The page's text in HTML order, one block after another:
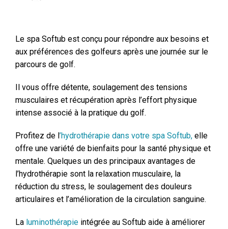
Le spa Softub est conçu pour répondre aux besoins et
aux préférences des golfeurs après une journée sur le
parcours de golf.
Il vous offre détente, soulagement des tensions
musculaires et récupération après l’effort physique
intense associé à la pratique du golf.
Profitez de l’hydrothérapie dans votre spa Softub, elle
offre une variété de bienfaits pour la santé physique et
mentale. Quelques un des principaux avantages de
l’hydrothérapie sont la relaxation musculaire, la
réduction du stress, le soulagement des douleurs
articulaires et l’amélioration de la circulation sanguine.
La luminothérapie intégrée au Softub aide à améliorer